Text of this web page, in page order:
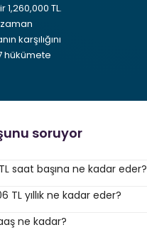
TL.
karşılığını
hükümete
soruyor
TL saat başına ne kadar eder?
TL yıllık ne kadar eder?
ne kadar?